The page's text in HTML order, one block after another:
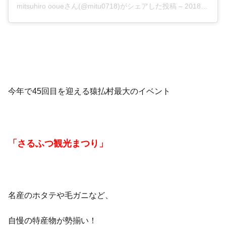
mitsuhiro ooueさん(@mitu0718)がシェアした投稿 – 2018年 7月月14日午前1時11分PDT
今年で45回目を迎える猿払村最大のイベント
「さるふつ観光まつり」
名産のホタテや毛ガニなど、
自慢の特産物が勢揃い！